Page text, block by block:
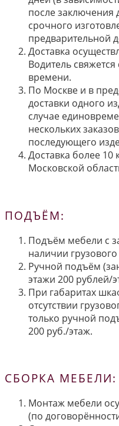
после заключения
срочного
предварительной
Доставка
Водитель
времени.
По Москве и в
доставки одного
случае
нескольких
последующего
Доставка более
Московской
ПОДЪЁМ:
Подъём мебели с
наличии
Ручной подъём
этажи 200 рублей/
При габаритах
отсутствии
только ручной
200 руб./этаж.
СБОРКА МЕБЕЛИ:
Монтаж мебели
(по